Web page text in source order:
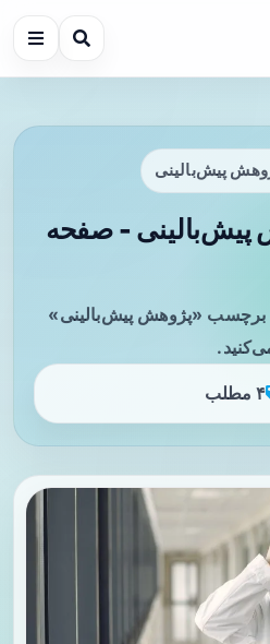
پیش‌بالینی
- صفحه
برچسب «پژوهش پیش‌بالینی»
۴ مطلب